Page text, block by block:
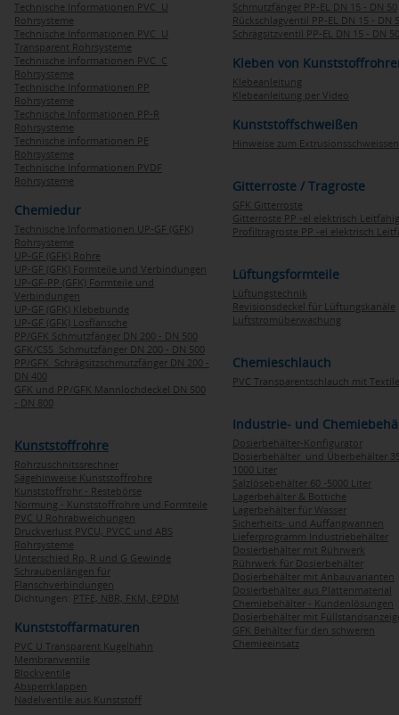
Technische Informationen PVC U
Rohrsysteme
Technische Informationen PVC U
Transparent Rohrsysteme
Technische Informationen PVC C
Rohrsysteme
Technische Informationen PP
Rohrsysteme
Technische Informationen PP-R
Rohrsysteme
Technische Informationen PE
Rohrsysteme
Technische Informationen PVDF
Rohrsysteme
Chemiedur
Technische Informationen UP-GF (GFK)
Rohrsysteme
UP-GF (GFK) Rohre
UP-GF (GFK) Formteile und Verbindungen
UP-GF-PP (GFK) Formteile und
Verbindungen
UP-GF (GFK) Klebebunde
UP-GF (GFK) Losflansche
PP/GFK Schmutzfänger DN 200 - DN 500
GFK/CSS Schmutzfänger DN 200 - DN 500
PP/GFK Schrägsitzschmutzfänger DN 200 -
DN 400
GFK und PP/GFK Mannlochdeckel DN 500
- DN 800
Kunststoffrohre
Rohrzuschnitssrechner
Sägehinweise Kunststoffrohre
Kunststoffrohr - Restebörse
Normung - Kunststoffrohre und Formteile
PVC U Rohrabweichungen
Druckverlust PVCU, PVCC und ABS
Rohrsysteme
Unterschied Rp, R und G Gewinde
Schraubenlängen für
Flanschverbindungen
Dichtungen: PTFE, NBR, FKM, EPDM
Kunststoffarmaturen
PVC U Transparent Kugelhahn
Membranventile
Blockventile
Absperrklappen
Nadelventile aus Kunststoff
Schmutzfänger PP-EL DN 15 - DN 50
Rückschlagventil PP-EL DN 15 - DN
Schrägsitzventil PP-EL DN 15 - DN 50
Kleben von
Klebeanleitung
Klebeanleitung per Video
Kunststoffschweißen
Hinweise zum Extrusionsschweissen
Gitterroste / Tragroste
GFK Gitterroste
Gitterroste PP -el elektrisch Leitfähig
Profiltragroste PP -el elektrisch
Lüftungsformteile
Lüftungstechnik
Revisionsdeckel für Lüftungskanäle
Luftstromüberwachung
Chemieschlauch
PVC Transparentschlauch mit
Industrie- und
Dosierbehälter-Konfigurator
Dosierbehälter und Überbehälter
1000 Liter
Salzlösebehälter 60 -5000 Liter
Lagerbehälter & Bottiche
Lagerbehälter für Wasser
Sicherheits- und Auffangwannen
Lieferprogramm Industriebehälter
Dosierbehälter mit Rührwerk
Rührwerk für Dosierbehälter
Dosierbehälter mit Anbauvarianten
Dosierbehälter aus Plattenmaterial
Chemiebehälter - Kundenlösungen
Dosierbehälter mit
GFK Behälter für den schweren
Chemieeinsatz